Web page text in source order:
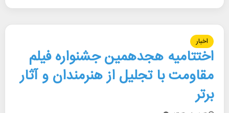
اخبار
اختتامیه هجدهمین جشنواره فیلم
مقاومت با تجلیل از هنرمندان و آثار
برتر